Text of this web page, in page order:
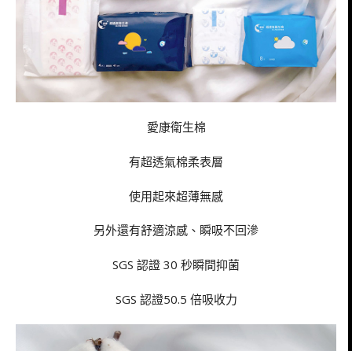
愛康衛生棉
有超透氣棉柔表層
使用起來超薄無感
另外還有舒適涼感、瞬吸不回滲
SGS 認證 30 秒瞬間抑菌
SGS 認證50.5 倍吸收力